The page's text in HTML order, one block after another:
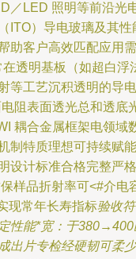
／LED 照明等前沿光
ITO）导电玻璃及其性
助客户高效匹配应用需
透明基板（如超白浮
等工艺沉积透明的导电
阻表面透光总和透底
耦合金属框架电领域
制特质理想可持续赋能
设计标准合格完整严格
样品折射率可<#介电
现常年长寿指标验收
性能*宽：于380→400
出片专检经硬韧可柔少